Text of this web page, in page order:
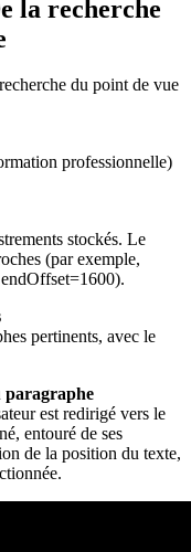
la recherche
du point de vue
professionnelle)
stockés. Le
(par exemple,
pertinents, avec le
paragraphe
est redirigé vers le
entouré de ses
de la position du texte,